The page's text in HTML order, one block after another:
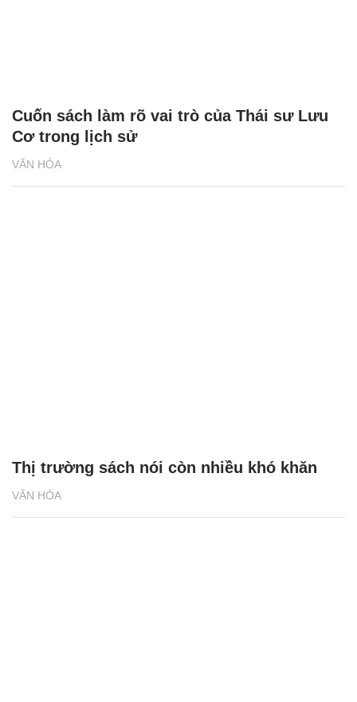
VĂN HÓA
Cuốn sách làm rõ vai trò của Thái sư Lưu
Cơ trong lịch sử
VĂN HÓA
Thị trường sách nói còn nhiều khó khăn